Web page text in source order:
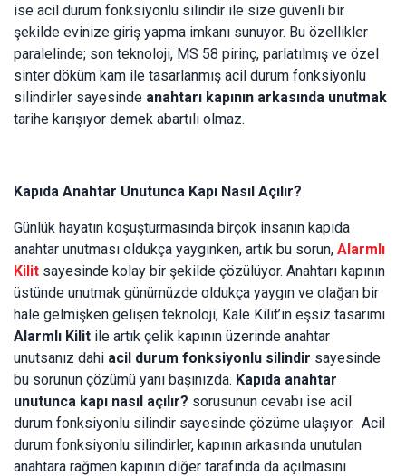
ise acil durum fonksiyonlu silindir ile size güvenli bir
şekilde evinize giriş yapma imkanı sunuyor. Bu özellikler
paralelinde; son teknoloji, MS 58 pirinç, parlatılmış ve özel
sinter döküm kam ile tasarlanmış acil durum fonksiyonlu
silindirler sayesinde anahtarı kapının arkasında unutmak
tarihe karışıyor demek abartılı olmaz.
Kapıda Anahtar Unutunca Kapı Nasıl Açılır?
Günlük hayatın koşuşturmasında birçok insanın kapıda
anahtar unutması oldukça yaygınken, artık bu sorun, Alarmlı
Kilit sayesinde kolay bir şekilde çözülüyor. Anahtarı kapının
üstünde unutmak günümüzde oldukça yaygın ve olağan bir
hale gelmişken gelişen teknoloji, Kale Kilit’in eşsiz tasarımı
Alarmlı Kilit ile artık çelik kapının üzerinde anahtar
unutsanız dahi acil durum fonksiyonlu silindir sayesinde
bu sorunun çözümü yanı başınızda. Kapıda anahtar
unutunca kapı nasıl açılır? sorusunun cevabı ise acil
durum fonksiyonlu silindir sayesinde çözüme ulaşıyor. Acil
durum fonksiyonlu silindirler, kapının arkasında unutulan
anahtara rağmen kapının diğer tarafında da açılmasını